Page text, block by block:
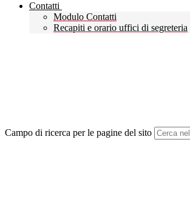
Contatti
Modulo Contatti
Recapiti e orario uffici di segreteria
Campo di ricerca per le pagine del sito